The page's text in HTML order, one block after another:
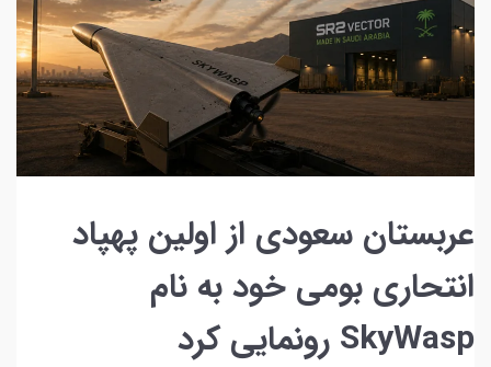
عربستان سعودی از اولین پهپاد
انتحاری بومی خود به نام
SkyWasp رونمایی کرد